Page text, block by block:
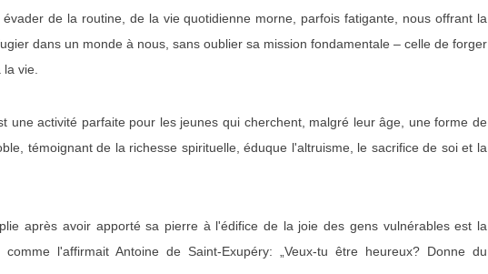
de la routine, de la vie quotidienne morne, parfois fatigante, nous offrant la
dans un monde à nous, sans oublier sa mission fondamentale – celle de forger
la vie.
activité parfaite pour les jeunes qui cherchent, malgré leur âge, une forme de
témoignant de la richesse spirituelle, éduque l'altruisme, le sacrifice de soi et la
après avoir apporté sa pierre à l'édifice de la joie des gens vulnérables est la
l'affirmait Antoine de Saint-Exupéry: „Veux-tu être heureux? Donne du